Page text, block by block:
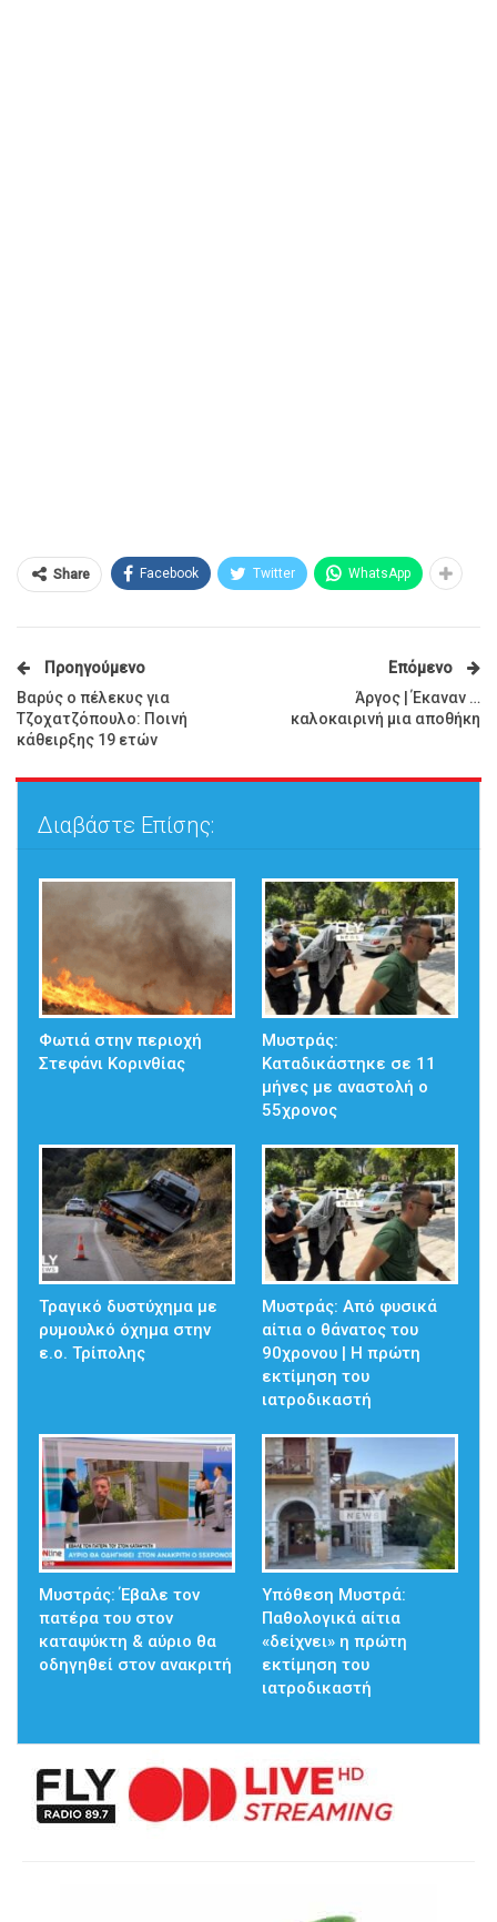
Share Facebook Twitter WhatsApp
Προηγούμενο
Βαρύς ο πέλεκυς για
Τζοχατζόπουλο: Ποινή
κάθειρξης 19 ετών
Επόμενο
Άργος | Έκαναν …
καλοκαιρινή μια αποθήκη
Διαβάστε Επίσης:
Φωτιά στην περιοχή
Στεφάνι Κορινθίας
Μυστράς:
Καταδικάστηκε σε 11
μήνες με αναστολή ο
55χρονος
Τραγικό δυστύχημα με
ρυμουλκό όχημα στην
ε.ο. Τρίπολης
Μυστράς: Από φυσικά
αίτια ο θάνατος του
90χρονου | Η πρώτη
εκτίμηση του
ιατροδικαστή
Μυστράς: Έβαλε τον
πατέρα του στον
καταψύκτη & αύριο θα
οδηγηθεί στον ανακριτή
Υπόθεση Μυστρά:
Παθολογικά αίτια
«δείχνει» η πρώτη
εκτίμηση του
ιατροδικαστή